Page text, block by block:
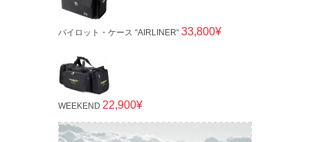
パイロット・ケース “AIRLINER“ 33,800¥
WEEKEND 22,900¥